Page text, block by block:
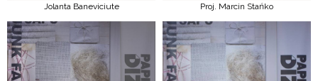
Jolanta Baneviciute Proj. Marcin Stańko